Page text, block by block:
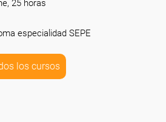
25 horas
especialidad SEPE
los cursos